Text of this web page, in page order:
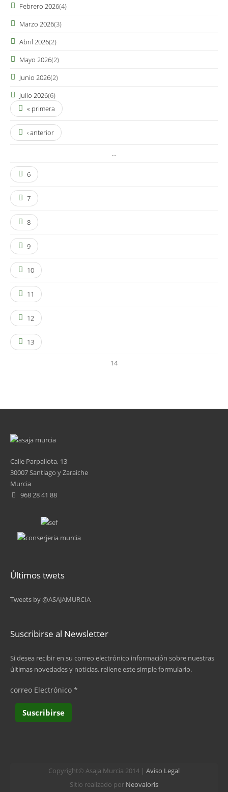
Febrero 2026(4)
Marzo 2026(3)
Abril 2026(2)
Mayo 2026(2)
Junio 2026(2)
Julio 2026(6)
« primera
‹ anterior
…
6
7
8
9
10
11
12
13
14
Calle Parpallota, 13
30007 Santiago y Zaraiche
Murcia
968 28 41 88
Últimos twets
Tweets by @ASAJAMURCIA
Suscribirse al Newsletter
Si desea recibir en su correo electrónico información sobre nuestras
últimas novedades y noticias, rellene este simple formulario.
correo Electrónico *
Copyright© Asaja Murcia 2014 | Aviso Legal
Sitio realizado por Neovaloris